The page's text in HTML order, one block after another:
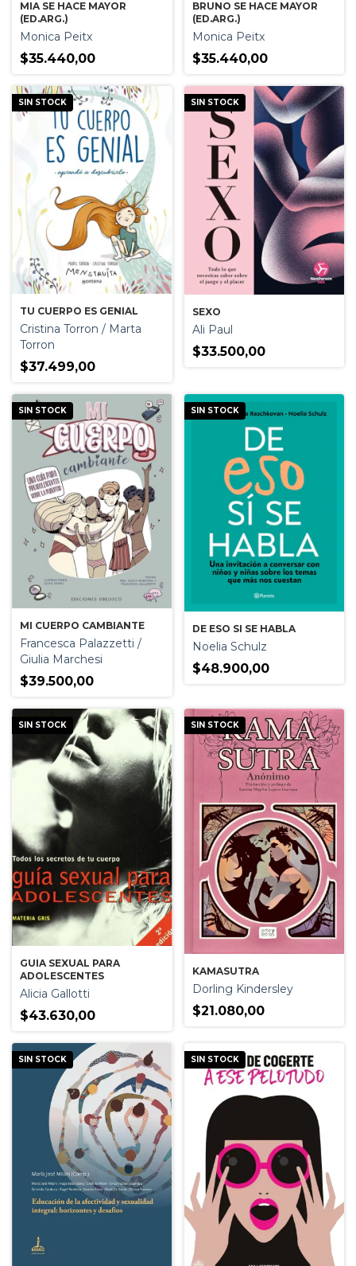
MIA SE HACE MAYOR
(ED.ARG.)
Monica Peitx
$35.440,00
BRUNO SE HACE MAYOR
(ED.ARG.)
Monica Peitx
$35.440,00
SIN STOCK
TU CUERPO ES GENIAL
Cristina Torron / Marta
Torron
$37.499,00
SIN STOCK
SEXO
Ali Paul
$33.500,00
SIN STOCK
MI CUERPO CAMBIANTE
Francesca Palazzetti /
Giulia Marchesi
$39.500,00
SIN STOCK
DE ESO SI SE HABLA
Noelia Schulz
$48.900,00
SIN STOCK
GUIA SEXUAL PARA
ADOLESCENTES
Alicia Gallotti
$43.630,00
SIN STOCK
KAMASUTRA
Dorling Kindersley
$21.080,00
SIN STOCK SIN STOCK